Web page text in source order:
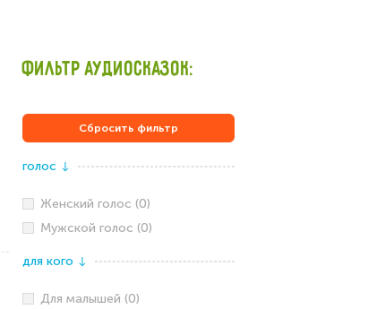
ФИЛЬТР АУДИОСКАЗОК:
Сбросить фильтр
голос ↓
Женский голос (0)
Мужской голос (0)
для кого ↓
Для малышей (0)